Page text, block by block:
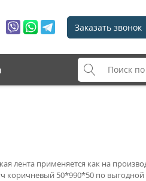
Заказать звонок
лента применяется как на
коричневый 50*990*50 по выгодной